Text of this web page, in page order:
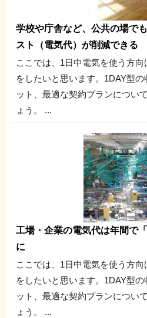
学校や庁舎など、公共の場で
スト（電気代）が削減できる
ここでは、1日中電気を使う方
をしたいと思います。1DAY型の
ット、最適な契約プランについ
ょう。 ...
工場・企業の電気代は年間で
に
ここでは、1日中電気を使う方
をしたいと思います。1DAY型の
ット、最適な契約プランについ
ょう。 ...